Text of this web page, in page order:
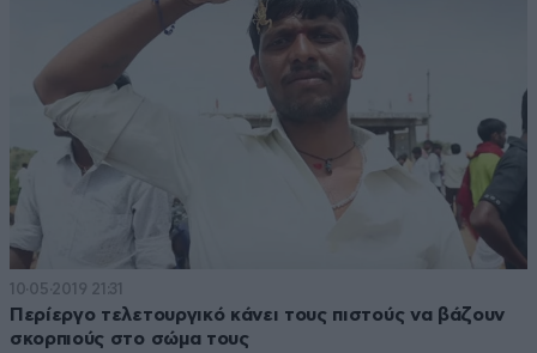
10·05·2019 21:31
Περίεργο τελετουργικό κάνει τους πιστούς να βάζουν
σκορπιούς στο σώμα τους